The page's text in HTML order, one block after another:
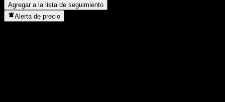
Agregar a la lista de seguimiento
Alerta de precio